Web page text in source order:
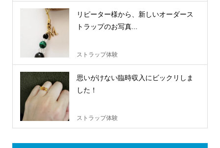
リピーター様から、新しいオーダース
トラップのお写真...
ストラップ体験
思いがけない臨時収入にビックリしま
した！
ストラップ体験